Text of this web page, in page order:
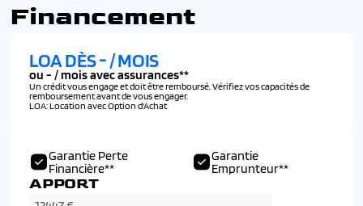
Financement
Garantie Perte
Financière**
Garantie
Emprunteur**
APPORT
LOA DÈS-/ MOIS
ou - / mois avec assurances**
Un crédit vous engage et doit être remboursé. Vérifiez vos capacités de
remboursement avant de vous engager.
LOA: Location avec Option d'Achat